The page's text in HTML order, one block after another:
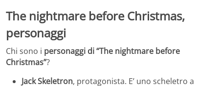
The nightmare before Christmas,
personaggi
Chi sono i personaggi di “The nightmare before
Christmas”?
Jack Skeletron, protagonista. E’ uno scheletro a